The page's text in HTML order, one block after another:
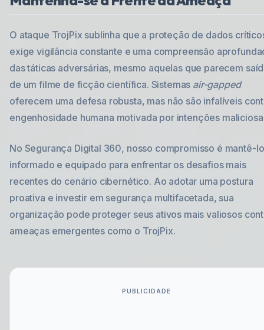
O ataque TrojPix sublinha que a proteção de dados
exige vigilância constante e uma compreensão
das táticas adversárias, mesmo aquelas que parecem
de um filme de ficção científica. Sistemas air-gapped
oferecem uma defesa robusta, mas não são infalíveis
engenhosidade humana motivada por intenções
No Segurança Digital 360, nosso compromisso é mantê-lo
informado e equipado para enfrentar os desafios mais
recentes do cenário cibernético. Ao adotar uma postura
proativa e investir em segurança multifacetada, sua
organização pode proteger seus ativos mais valiosos
ameaças emergentes como o TrojPix.
PUBLICIDADE